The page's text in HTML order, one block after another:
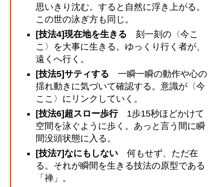
思いきり沈む。すると自然に浮き上がる。
この世の泳ぎ方も同じ。
[技法4]現在地を生きる 刻一刻の〈今こ
こ〉を大事に生きる。ゆっくり行く者が、
遠くへ行く。
[技法5]サティする 一瞬一瞬の動作や心の
揺れ動きに気づいて確認する。意識が〈今
ここ〉にリンクしていく。
[技法6]超スロー歩行1歩15秒ほどかけて
空間を泳ぐように歩く。あっと言う間に瞬
間没頭状態に入る。
[技法7]なにもしない 何もせず、ただ在
る。それが瞬間を生きる技法の原型である
「禅」。